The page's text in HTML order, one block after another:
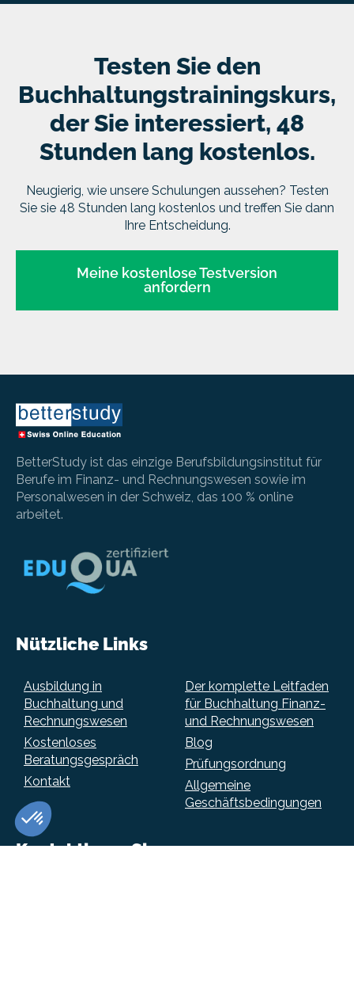
Testen Sie den
Buchhaltungstrainingskurs,
der Sie interessiert, 48
Stunden lang kostenlos.
Neugierig, wie unsere Schulungen aussehen? Testen
Sie sie 48 Stunden lang kostenlos und treffen Sie dann
Ihre Entscheidung.
Meine kostenlose Testversion
anfordern
BetterStudy ist das einzige Berufsbildungsinstitut für
Berufe im Finanz- und Rechnungswesen sowie im
Personalwesen in der Schweiz, das 100 % online
arbeitet.
Nützliche Links
Ausbildung in
Buchhaltung und
Rechnungswesen
Kostenloses
Beratungsgespräch
Kontakt
Der komplette Leitfaden
für Buchhaltung Finanz-
und Rechnungswesen
Blog
Prüfungsordnung
Allgemeine
Geschäftsbedingungen
Kontaktieren Sie uns